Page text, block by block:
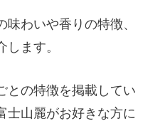
わいや香りの特徴、
ます。
との特徴を掲載してい
士山麗がお好きな方に